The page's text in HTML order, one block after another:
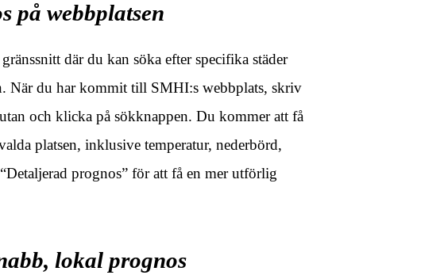
på webbplatsen
där du kan söka efter specifika städer
När du har kommit till SMHI:s webbplats, skriv
och klicka på sökknappen. Du kommer att få
platsen, inklusive temperatur, nederbörd,
prognos” för att få en mer utförlig
lokal prognos